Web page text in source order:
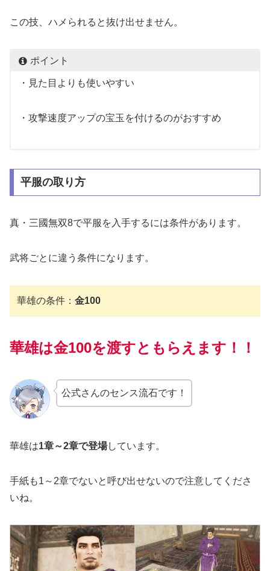
この技、ハメられると抜け出せません。
ポイント
・見た目よりも使いやすい
・攻撃速度アップの宝玉を付けるのがおすすめ
平服の取り方
真・三國無双8で平服を入手するには条件があります。
武将ごとに違う条件になります。
華雄の条件： 金100
華雄は金100を渡すともらえます！！
公式さんのセンス流石です！
華雄は1章～2章で登場しています。
手紙も1～2章でないと呼び出せないので注意してくださ
いね。